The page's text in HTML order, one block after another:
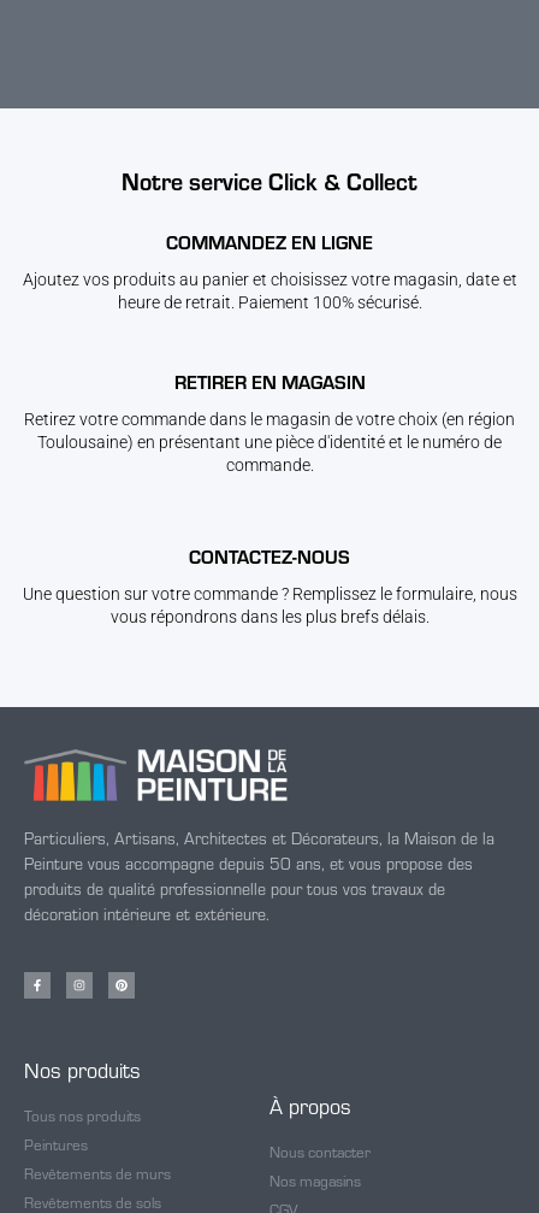
Notre service Click & Collect
COMMANDEZ EN LIGNE
Ajoutez vos produits au panier et choisissez votre magasin, date et
heure de retrait. Paiement 100% sécurisé.
RETIRER EN MAGASIN
Retirez votre commande dans le magasin de votre choix (en région
Toulousaine) en présentant une pièce d'identité et le numéro de
commande.
CONTACTEZ-NOUS
Une question sur votre commande ? Remplissez le formulaire, nous
vous répondrons dans les plus brefs délais.
Particuliers, Artisans, Architectes et Décorateurs, la Maison de la
Peinture vous accompagne depuis 50 ans, et vous propose des
produits de qualité professionnelle pour tous vos travaux de
décoration intérieure et extérieure.
Nos produits
Tous nos produits
Peintures
Revêtements de murs
Revêtements de sols
À propos
Nous contacter
Nos magasins